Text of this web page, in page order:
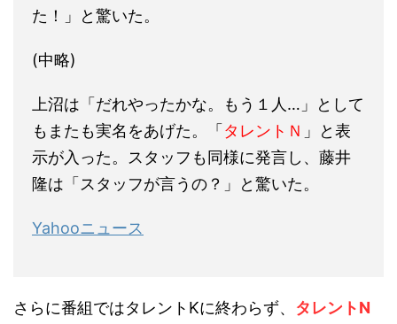
た！」と驚いた。
(中略)
上沼は「だれやったかな。もう１人…」として
もまたも実名をあげた。「 タレントＮ 」と表
示が入った。スタッフも同様に発言し、 藤井
隆は「スタッフが言うの？」と驚いた。
Yahooニュース
さらに番組ではタレントKに終わらず、 タレントN